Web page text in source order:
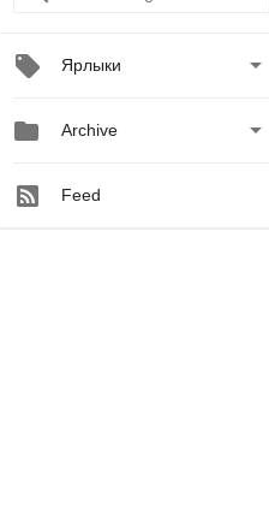
Ярлыки 
 Archive 
Feed